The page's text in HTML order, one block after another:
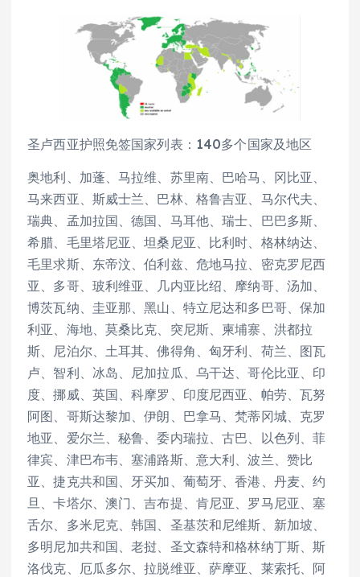
圣卢西亚护照免签国家列表：140多个国家及地区
奥地利、加蓬、马拉维、苏里南、巴哈马、冈比亚、
马来西亚、斯威士兰、巴林、格鲁吉亚、马尔代夫、
瑞典、孟加拉国、德国、马耳他、瑞士、巴巴多斯、
希腊、毛里塔尼亚、坦桑尼亚、比利时、格林纳达、
毛里求斯、东帝汶、伯利兹、危地马拉、密克罗尼西
亚、多哥、玻利维亚、几内亚比绍、摩纳哥、汤加、
博茨瓦纳、圭亚那、黑山、特立尼达和多巴哥、保加
利亚、海地、莫桑比克、突尼斯、柬埔寨、洪都拉
斯、尼泊尔、土耳其、佛得角、匈牙利、荷兰、图瓦
卢、智利、冰岛、尼加拉瓜、乌干达、哥伦比亚、印
度、挪威、英国、科摩罗、印度尼西亚、帕劳、瓦努
阿图、哥斯达黎加、伊朗、巴拿马、梵蒂冈城、克罗
地亚、爱尔兰、秘鲁、委内瑞拉、古巴、以色列、菲
律宾、津巴布韦、塞浦路斯、意大利、波兰、赞比
亚、捷克共和国、牙买加、葡萄牙、香港、丹麦、约
旦、卡塔尔、澳门、吉布提、肯尼亚、罗马尼亚、塞
舌尔、多米尼克、韩国、圣基茨和尼维斯、新加坡、
多明尼加共和国、老挝、圣文森特和格林纳丁斯、斯
洛伐克、厄瓜多尔、拉脱维亚、萨摩亚、莱索托、阿